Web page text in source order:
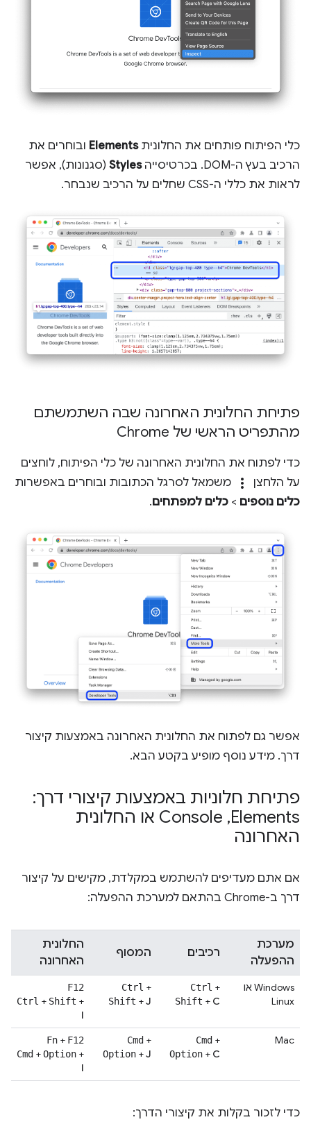
כלי הפיתוח פותחים את החלוניתElements ובוחרים את
הרכיב בעץ ה-DOM. בכרטיסייה
Styles (סגנונות), אפשר
לראות את כללי ה-CSS שחלים על הרכיב שנבחר.
פתיחת החלונית האחרונה שבה השתמשתם
מהתפריט הראשי של Chrome
כדי לפתוח את החלונית האחרונה של כלי הפיתוח, לוחצים
על הלחצן
more_vert
משמאל לסרגל הכתובות ובוחרים באפשרות
כלים נוספים > כלים למפתחים.
אפשר גם לפתוח את החלונית האחרונה באמצעות קיצור
דרך. מידע נוסף מופיע בקטע הבא.
פתיחת חלוניות באמצעות קיצורי דרך:
Elements
,
‏ Console או החלונית
האחרונה
אם אתם מעדיפים להשתמש במקלדת, מקישים על קיצור
דרך ב-Chrome בהתאם למערכת ההפעלה:
מערכת
ההפעלה
רכיבים המסוף
החלונית
האחרונה
Windows או
Linux
Ctrl +
Shift + C
Ctrl +
Shift +J
F12
Ctrl + Shift +
I
Mac
Cmd +
Option + C
Cmd +
Option +J
Fn + F12
Cmd +Option +
I
כדי לזכור בקלות את קיצורי הדרך: